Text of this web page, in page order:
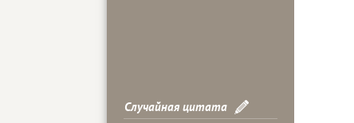
Случайная цитата